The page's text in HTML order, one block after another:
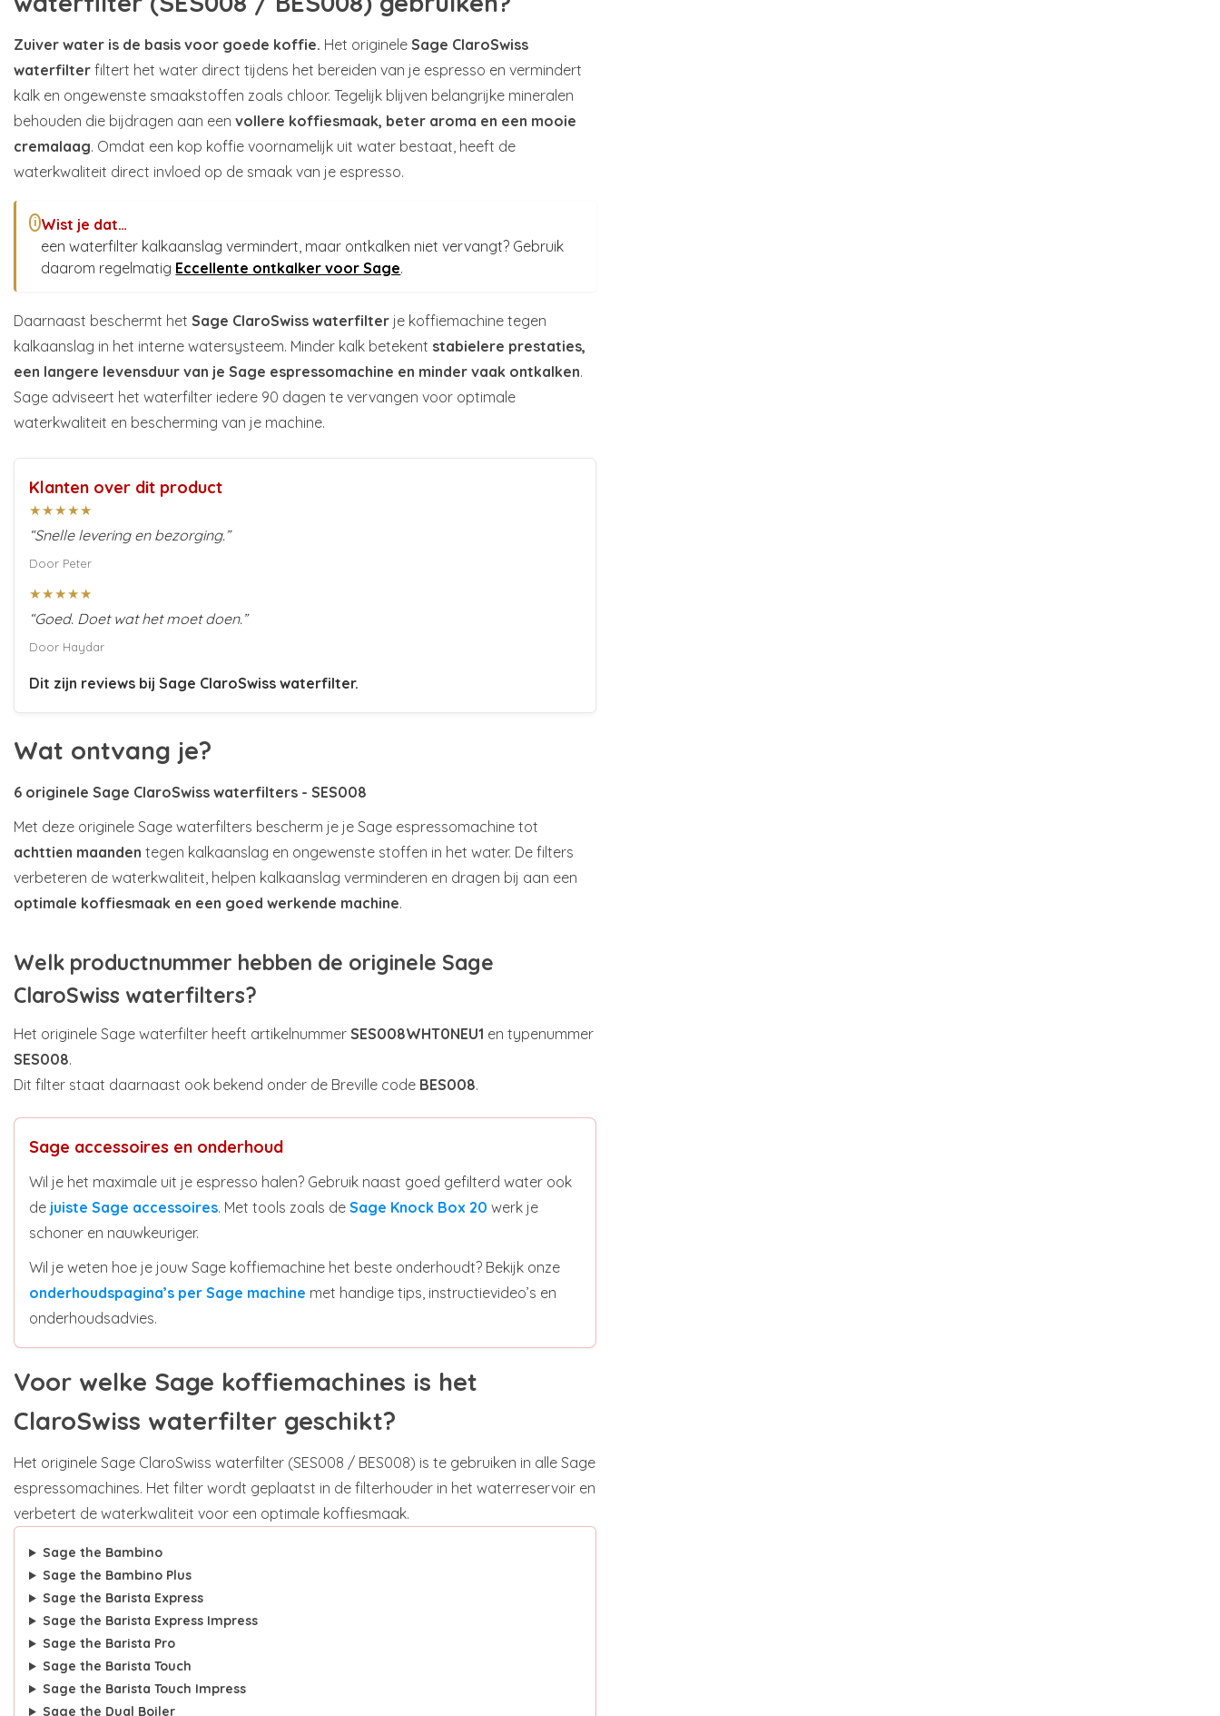
Zuiver water is de basis voor goede koffie. Het originele Sage ClaroSwiss
waterfilter filtert het water direct tijdens het bereiden van je espresso en vermindert
kalk en ongewenste smaakstoffen zoals chloor. Tegelijk blijven belangrijke mineralen
behouden die bijdragen aan een vollere koffiesmaak, beter aroma en een mooie
cremalaag. Omdat een kop koffie voornamelijk uit water bestaat, heeft de
waterkwaliteit direct invloed op de smaak van je espresso.
i Wist je dat…
een waterfilter kalkaanslag vermindert, maar ontkalken niet vervangt? Gebruik
daarom regelmatig Eccellente ontkalker voor Sage.
Daarnaast beschermt het Sage ClaroSwiss waterfilter je koffiemachine tegen
kalkaanslag in het interne watersysteem. Minder kalk betekent stabielere prestaties,
een langere levensduur van je Sage espressomachine en minder vaak ontkalken.
Sage adviseert het waterfilter iedere 90 dagen te vervangen voor optimale
waterkwaliteit en bescherming van je machine.
Klanten over dit product
★★★★★
“Snelle levering en bezorging.”
Door Peter
★★★★★
“Goed. Doet wat het moet doen.”
Door Haydar
Dit zijn reviews bij Sage ClaroSwiss waterfilter.
Wat ontvang je?
6 originele Sage ClaroSwiss waterfilters - SES008
Met deze originele Sage waterfilters bescherm je je Sage espressomachine tot
achttien maanden tegen kalkaanslag en ongewenste stoffen in het water. De filters
verbeteren de waterkwaliteit, helpen kalkaanslag verminderen en dragen bij aan een
optimale koffiesmaak en een goed werkende machine.
Welk productnummer hebben de originele Sage
ClaroSwiss waterfilters?
Het originele Sage waterfilter heeft artikelnummer SES008WHT0NEU1 en typenummer
SES008.
Dit filter staat daarnaast ook bekend onder de Breville code BES008.
Sage accessoires en onderhoud
Wil je het maximale uit je espresso halen? Gebruik naast goed gefilterd water ook
de juiste Sage accessoires. Met tools zoals de Sage Knock Box 20 werk je
schoner en nauwkeuriger.
Wil je weten hoe je jouw Sage koffiemachine het beste onderhoudt? Bekijk onze
onderhoudspagina’s per Sage machine met handige tips, instructievideo’s en
onderhoudsadvies.
Voor welke Sage koffiemachines is het
ClaroSwiss waterfilter geschikt?
Het originele Sage ClaroSwiss waterfilter (SES008 / BES008) is te gebruiken in alle Sage
espressomachines. Het filter wordt geplaatst in de filterhouder in het waterreservoir en
verbetert de waterkwaliteit voor een optimale koffiesmaak.
Sage the Bambino
Sage the Bambino Plus
Sage the Barista Express
Sage the Barista Express Impress
Sage the Barista Pro
Sage the Barista Touch
Sage the Barista Touch Impress
Sage the Dual Boiler